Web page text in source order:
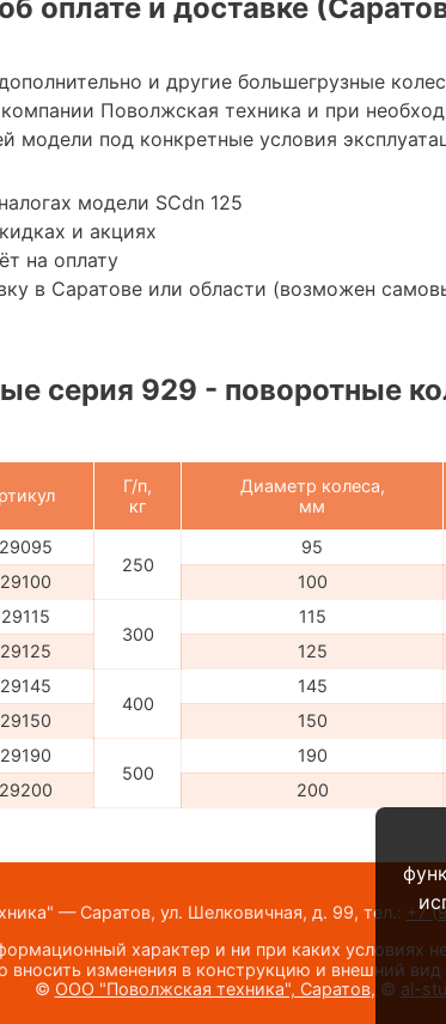
оплате и доставке
и другие большегрузные
Поволжская техника и при
модели под конкретные условия
модели SCdn 125
и акциях
на оплату
в Саратове или области (возможен
серия 929 - поворотные
Г/п,
кг
Диаметр колеса,
мм
250
95
100
300
115
125
400
145
150
500
190
200
— Саратов, ул. Шелковичная, д. 99, тел.: +7
характер и ни при каких условиях
вносить изменения в конструкцию и внешний
© ООО "Поволжская техника", Саратов, © al-